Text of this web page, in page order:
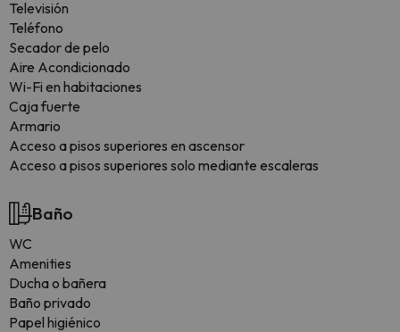
Televisión
Teléfono
Secador de pelo
Aire Acondicionado
Wi-Fi en habitaciones
Caja fuerte
Armario
Acceso a pisos superiores en ascensor
Acceso a pisos superiores solo mediante escaleras
Baño
WC
Amenities
Ducha o bañera
Baño privado
Papel higiénico